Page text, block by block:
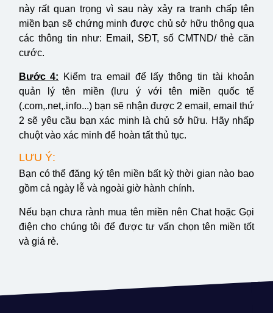
này rất quan trọng vì sau này xảy ra tranh chấp tên
miền bạn sẽ chứng minh được chủ sở hữu thông qua
các thông tin như: Email, SĐT, số CMTND/ thẻ căn
cước.
Bước 4: Kiểm tra email để lấy thông tin tài khoản
quản lý tên miền (lưu ý với tên miền quốc tế
(.com,.net,.info...) bạn sẽ nhận được 2 email, email thứ
2 sẽ yêu cầu bạn xác minh là chủ sở hữu. Hãy nhấp
chuột vào xác minh để hoàn tất thủ tục.
LƯU Ý:
Bạn có thể đăng ký tên miền bất kỳ thời gian nào bao
gồm cả ngày lễ và ngoài giờ hành chính.
Nếu bạn chưa rành mua tên miền nên Chat hoặc Gọi
điện cho chúng tôi để được tư vấn chọn tên miền tốt
và giá rẻ.